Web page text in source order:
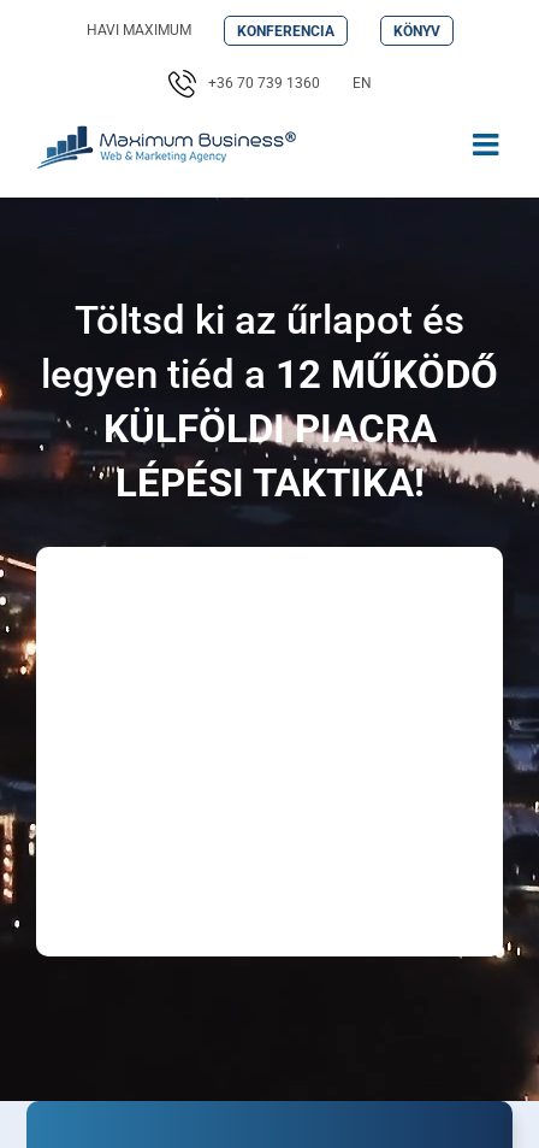
HAVI MAXIMUM KONFERENCIA KÖNYV
+36 70 739 1360 EN
Töltsd ki az űrlapot és
legyen tiéd a 12 MŰKÖDŐ
KÜLFÖLDI PIACRA
LÉPÉSI TAKTIKA!